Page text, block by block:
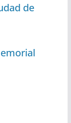
de